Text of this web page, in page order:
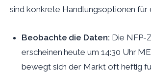
sind konkrete Handlungsoptionen für
Beobachte die Daten: Die NFP-
erscheinen heute um 14:30 Uhr
bewegt sich der Markt oft heftig